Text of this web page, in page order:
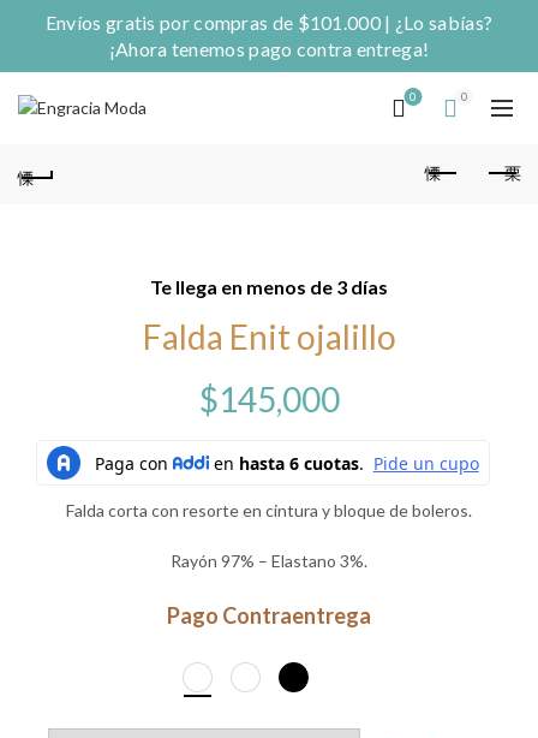
Envíos gratis por compras de $101.000 | ¿Lo sabías?
¡Ahora tenemos pago contra entrega!
0 0
Te llega en menos de 3 días
Falda Enit ojalillo
$145,000
Falda corta con resorte en cintura y bloque de boleros.
Rayón 97% – Elastano 3%.
Pago Contraentrega